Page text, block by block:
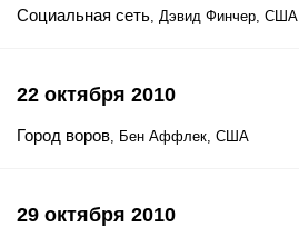
Социальная сеть, Дэвид Финчер, США
22 октября 2010
Город воров, Бен Аффлек, США
29 октября 2010